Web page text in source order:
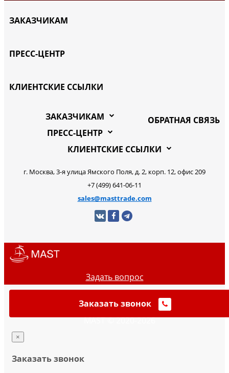
ЗАКАЗЧИКАМ
ПРЕСС-ЦЕНТР
КЛИЕНТСКИЕ ССЫЛКИ
ОБРАТНАЯ СВЯЗЬ
ЗАКАЗЧИКАМ
ПРЕСС-ЦЕНТР
КЛИЕНТСКИЕ ССЫЛКИ
г. Москва, 3-я улица Ямского Поля, д. 2, корп. 12, офис 209
+7 (499) 641-06-11
sales@masttrade.com
Задать вопрос
Заказать звонок
MAST © 2020-2026
×
Заказать звонок